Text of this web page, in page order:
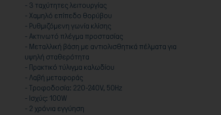
- 3 ταχύτητες λειτουργίας
- Χαμηλό επίπεδο θορύβου
- Ρυθμιζόμενη γωνία κλίσης
- Ακτινωτό πλέγμα προστασίας
- Μεταλλική βάση με αντιολισθητικά πέλματα για
υψηλή σταθερότητα
- Πρακτικό τύλιγμα καλωδίου
- Λαβή μεταφοράς
- Τροφοδοσία: 220-240V, 50Hz
- Ισχύς: 100W
- 2 χρόνια εγγύηση